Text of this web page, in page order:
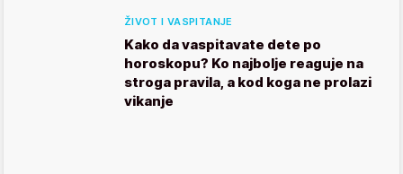
ŽIVOT I VASPITANJE
Kako da vaspitavate dete po
horoskopu? Ko najbolje reaguje na
stroga pravila, a kod koga ne prolazi
vikanje